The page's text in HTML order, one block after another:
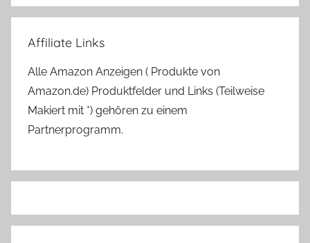
Affiliate Links
Alle Amazon Anzeigen ( Produkte von
Amazon.de) Produktfelder und Links (Teilweise
Makiert mit *) gehören zu einem
Partnerprogramm.